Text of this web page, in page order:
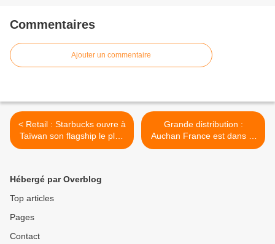
Commentaires
Ajouter un commentaire
< Retail : Starbucks ouvre à
Taïwan son flagship le plus
ambitieux d'Asie
Grande distribution :
Auchan France est dans le
positif au semestre 1 de
Hébergé par Overblog
Top articles
Pages
Contact